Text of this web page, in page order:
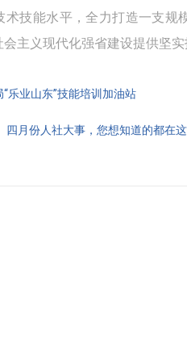
术技能水平，全力打造一支规
主义现代化强省建设提供坚实
“乐业山东”技能培训加油站
】四月份人社大事，您想知道的都在这